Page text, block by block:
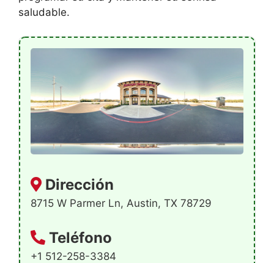
saludable.
Dirección
8715 W Parmer Ln, Austin, TX 78729
Teléfono
+1 512-258-3384